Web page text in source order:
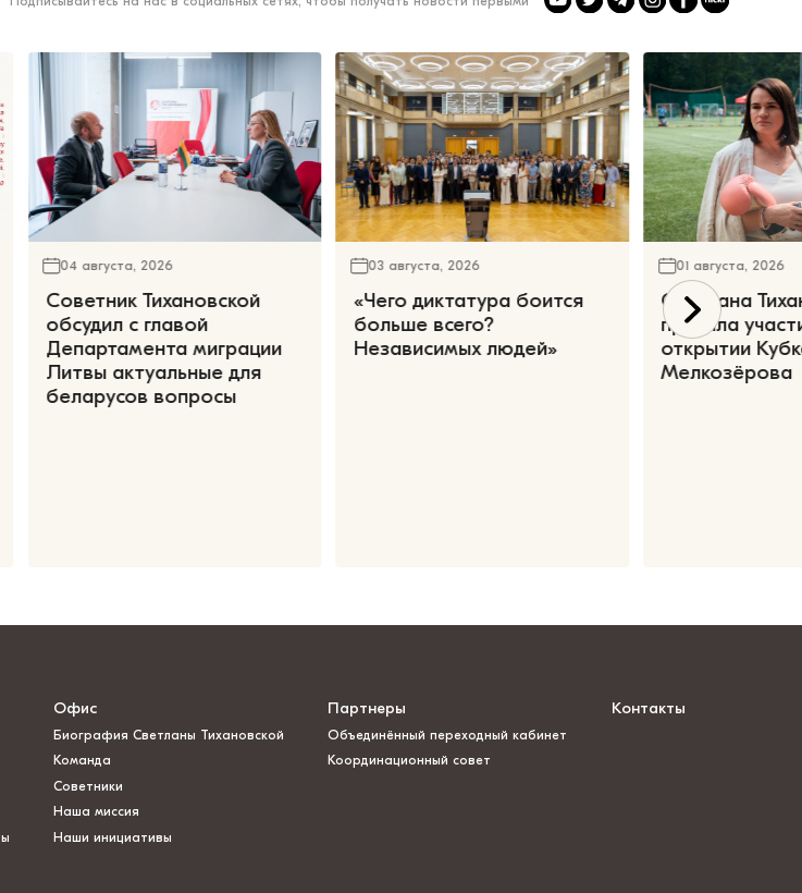
04 августа, 2026
Советник Тихановской
обсудил с главой
Департамента миграции
Литвы актуальные для
беларусов вопросы
03 августа, 2026
«Чего диктатура боится
больше всего?
Независимых людей»
01 августа, 2026
Светлана
приняла
открытии
Мелкозёрова
Офис
Биография Светланы Тихановской
Команда
Советники
Наша миссия
Наши инициативы
Партнеры
Объединённый переходный кабинет
Координационный совет
Контакты